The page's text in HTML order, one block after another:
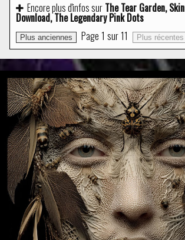
Encore plus d'infos sur The Tear Garden,
Download, The Legendary Pink Dots
Plus anciennes Page 1 sur11 Plus récentes